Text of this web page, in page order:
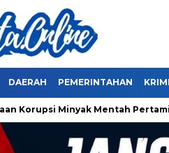
DAERAH PEMERINTAHAN
Minyak Mentah Pertamina